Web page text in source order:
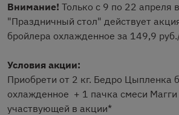
Внимание! Только с 9 по 22 апреля
"Праздничный стол" действует
бройлера охлажденное за 149,9
Условия акции:
Приобрети от 2 кг. Бедро Цыпленка
охлажденное + 1 пачка смеси Магги
участвующей в акции*